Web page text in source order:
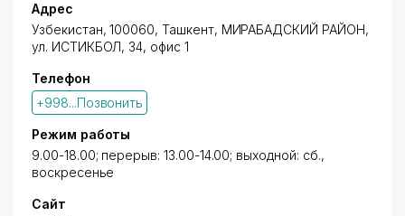
Адрес
Узбекистан, 100060, Ташкент, МИРАБАДСКИЙ РАЙОН,
ул. ИСТИКБОЛ, 34, офис 1
Телефон
+998...Позвонить
Режим работы
9.00-18.00; перерыв: 13.00-14.00; выходной: сб.,
воскресенье
Сайт